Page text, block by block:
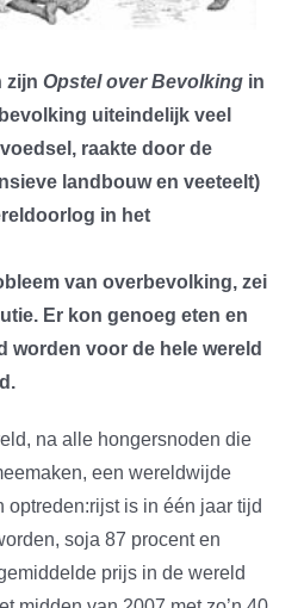
zijn Opstel over Bevolking in
uiteindelijk veel
raakte door de
landbouw en veeteelt)
in het
van overbevolking, zei
Er kon genoeg eten en
worden voor de hele wereld
na alle hongersnoden die
een wereldwijde
optreden:rijst is in één jaar tijd
soja 87 procent en
prijs in de wereld